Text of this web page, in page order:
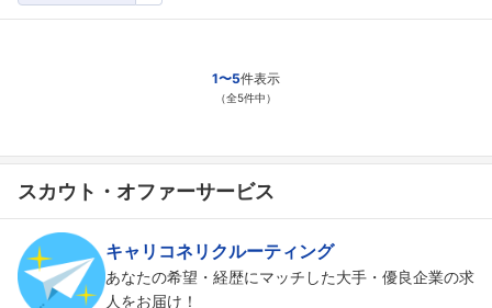
1〜5件表示
（全5件中）
スカウト・オファーサービス
キャリコネリクルーティング
あなたの希望・経歴にマッチした大手・優良企業の求
人をお届け！